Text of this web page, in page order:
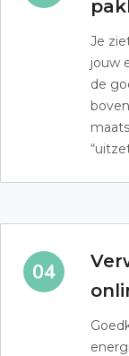
Je
jouw
de